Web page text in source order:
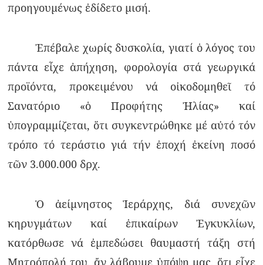
προηγουμένως ἐδίδετο μισή.
Ἐπέβαλε χωρίς δυσκολία, γιατί ὁ λόγος του
πάντα εἶχε ἀπήχηση, φορολογία στά γεωργικά
προϊόντα, προκειμένου νά οἰκοδομηθεῖ τό
Σανατόριο «ὁ Προφήτης Ἠλίας» καί
ὑπογραμμίζεται, ὅτι συγκεντρώθηκε μέ αὐτό τόν
τρόπο τό τεράστιο γιά τήν ἐποχή ἐκείνη ποσό
τῶν 3.000.000 δρχ.
Ὁ ἀείμνηστος Ἱεράρχης, διά συνεχῶν
κηρυγμάτων καί ἐπικαίρων Ἐγκυκλίων,
κατόρθωσε νά ἐμπεδώσει θαυμαστή τάξη στή